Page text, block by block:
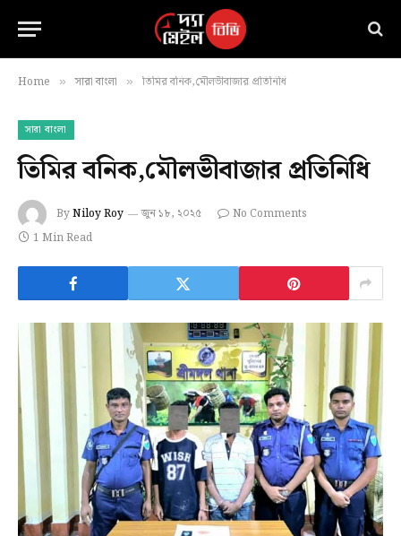
Home » সারা বাংলা » তিমির বনিক,মৌলভীবাজার প্রতিনিধি
সারা বাংলা
তিমির বনিক,মৌলভীবাজার প্রতিনিধি
ByNiloy Roy জুন ১৮, ২০২৫
No Comments
1 Min Read